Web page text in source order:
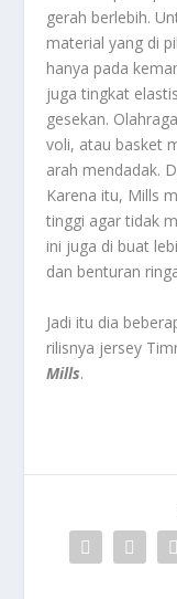
gerah berlebih.
material yang di
hanya pada
juga tingkat
gesekan.
voli, atau basket
arah mendadak.
Karena itu, Mills
tinggi agar tidak
ini juga di buat
dan benturan
Jadi itu dia
rilisnya jersey
Mills.